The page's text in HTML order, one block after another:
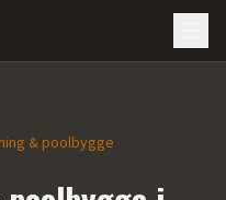
& poolbygge